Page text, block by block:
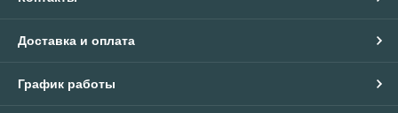
Доставка и оплата
График работы